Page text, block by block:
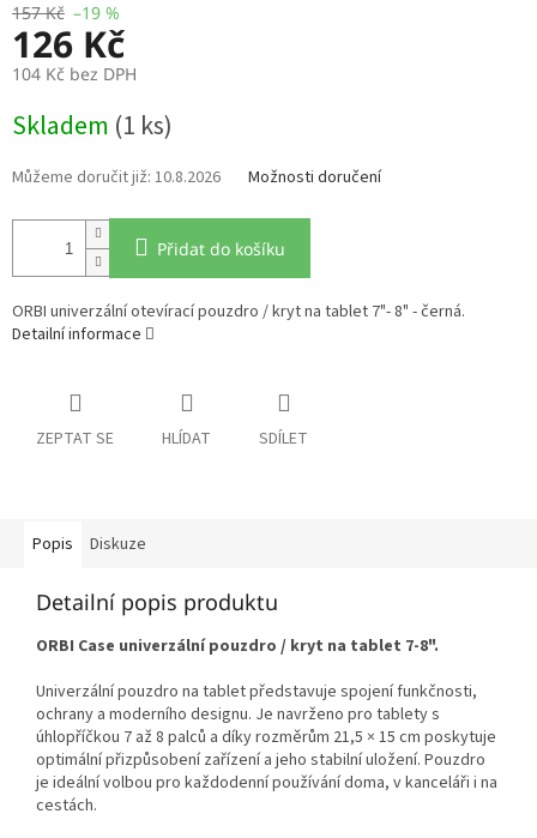
157 Kč –19 %
126 Kč
104 Kč bez DPH
cena:
Skladem (1 ks)
10.8.2026 Možnosti doručení
Přidat do košíku
ORBI univerzální otevírací pouzdro / kryt na tablet 7"- 8" - černá.
Detailní informace
ZEPTAT SE HLÍDAT SDÍLET
Popis Diskuze
Detailní popis produktu
ORBI Case univerzální pouzdro / kryt na tablet 7-8".
Univerzální pouzdro na tablet představuje spojení funkčnosti,
ochrany a moderního designu. Je navrženo pro tablety s
úhlopříčkou 7 až 8 palců a díky rozměrům 21,5 × 15 cm poskytuje
optimální přizpůsobení zařízení a jeho stabilní uložení. Pouzdro
je ideální volbou pro každodenní používání doma, v kanceláři i na
cestách.